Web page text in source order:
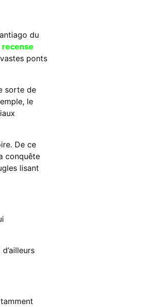
du
recense
ponts
sorte de
le
De ce
conquête
lisant